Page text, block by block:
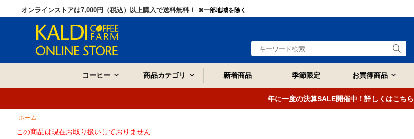
オンラインストアは7,000円（税込）以上購入で送料無料！ ※一部地域を除く
コーヒー 商品カテゴリ 新着商品 季節限定 お買得商品
年に一度の決算SALE開催中！詳しくはこちら
ホーム
この商品は現在お取り扱いしておりません